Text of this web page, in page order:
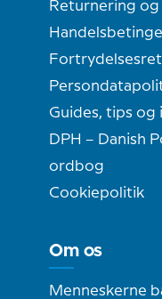
Returnering
Fortrydelsesret
Guides, tips og
DPH – Danish
ordbog
Cookiepolitik
Om os
Menneskerne